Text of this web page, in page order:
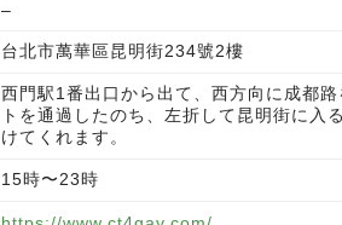
–
台北市萬華區昆明街234號2樓
西門駅1番出口から出て、西方向に成都
トを通過したのち、左折して昆明街に入
けてくれます。
15時〜23時